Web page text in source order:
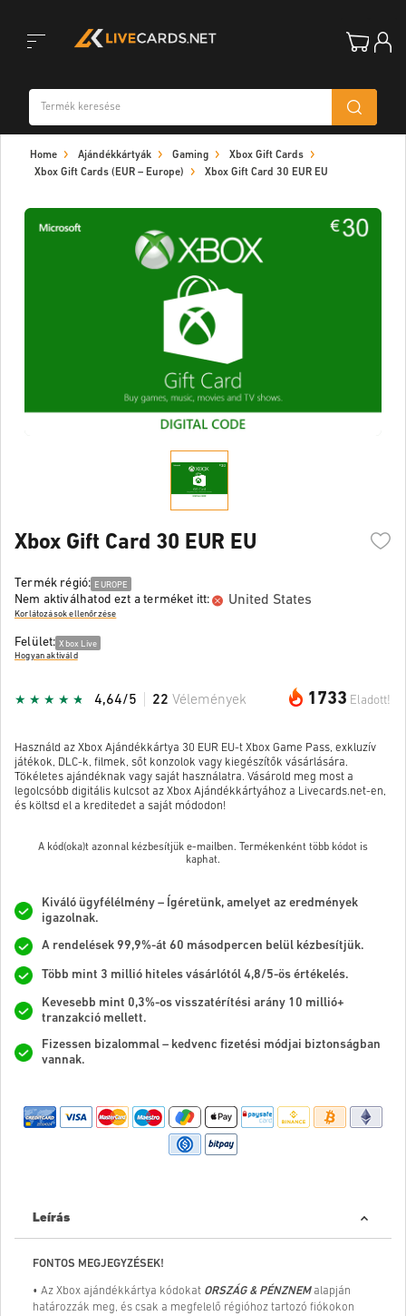
navigation
Home Ajándékkártyák Gaming
Xbox Gift Cards
Xbox Gift Cards (EUR – Europe)
Xbox Gift Card 30 EUR EU
Xbox Gift Card 30 EUR EU
Termék régió: EUROPE
Nem aktiválhatod ezt a terméket itt: United States
Korlátozások ellenőrzése
Felület: Xbox Live
Hogyan aktiváld
1733 Eladott!
4,64/5 22 Vélemények
Használd az Xbox Ajándékkártya 30 EUR EU-t Xbox Game Pass, exkluzív
játékok, DLC-k, filmek, sőt konzolok vagy kiegészítők vásárlására.
Tökéletes ajándéknak vagy saját használatra. Vásárold meg most a
legolcsóbb digitális kulcsot az Xbox Ajándékkártyához a Livecards.net-en,
és költsd el a kreditedet a saját módodon!
A kód(oka)t azonnal kézbesítjük e-mailben. Termékenként több kódot is
kaphat.
Kiváló ügyfélélmény – Ígéretünk, amelyet az eredmények
igazolnak.
A rendelések 99,9%-át 60 másodpercen belül kézbesítjük.
Több mint 3 millió hiteles vásárlótól 4,8/5-ös értékelés.
Kevesebb mint 0,3%-os visszatérítési arány 10 millió+
tranzakció mellett.
Fizessen bizalommal – kedvenc fizetési módjai biztonságban
vannak.
Leírás
FONTOS MEGJEGYZÉSEK!
• Az Xbox ajándékkártya kódokat ORSZÁG & PÉNZNEMalapján
határozzák meg, és csak a megfelelő régióhoz tartozó fiókokon